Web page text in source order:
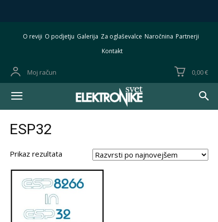
O reviji O podjetju Galerija Za oglaševalce Naročnina Partnerji
Kontakt
Moj račun 0,00 €
ESP32
Prikaz rezultata